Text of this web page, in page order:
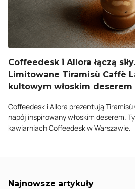
Coffeedesk i Allora łączą
Limitowane Tiramisù Caffè
kultowym włoskim deserem
Coffeedesk i Allora prezentują
napój inspirowany włoskim deserem.
kawiarniach Coffeedesk w Warszawie.
Najnowsze artykuły